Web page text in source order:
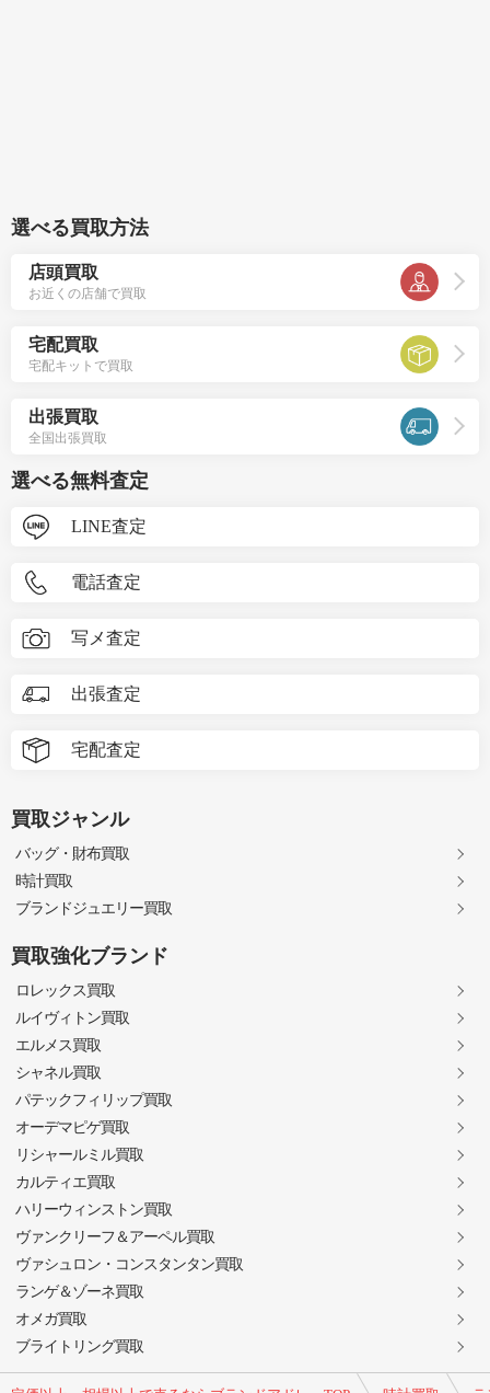
選べる買取方法
店頭買取
お近くの店舗で買取
宅配買取
宅配キットで買取
出張買取
全国出張買取
選べる無料査定
LINE査定
電話査定
写メ査定
出張査定
宅配査定
買取ジャンル
バッグ・財布買取
時計買取
ブランドジュエリー買取
買取強化ブランド
ロレックス買取
ルイヴィトン買取
エルメス買取
シャネル買取
パテックフィリップ買取
オーデマピゲ買取
リシャールミル買取
カルティエ買取
ハリーウィンストン買取
ヴァンクリーフ＆アーペル買取
ヴァシュロン・コンスタンタン買取
ランゲ＆ゾーネ買取
オメガ買取
ブライトリング買取